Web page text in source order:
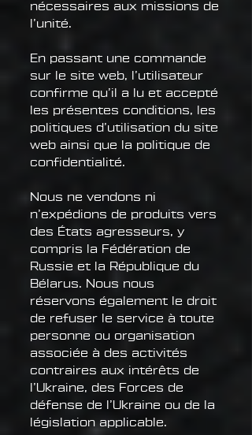
nécessaires aux missions de
l’unité.
En passant une commande
sur le site web, l’utilisateur
confirme qu’il a lu et accepté
les présentes conditions, les
politiques d’utilisation du site
web ainsi que la politique de
confidentialité.
Nous ne vendons ni
n’expédions de produits vers
des États agresseurs, y
compris la Fédération de
Russie et la République du
Bélarus. Nous nous
réservons également le droit
de refuser le service à toute
personne ou organisation
associée à des activités
contraires aux intérêts de
l’Ukraine, des Forces de
défense de l’Ukraine ou de la
législation applicable.